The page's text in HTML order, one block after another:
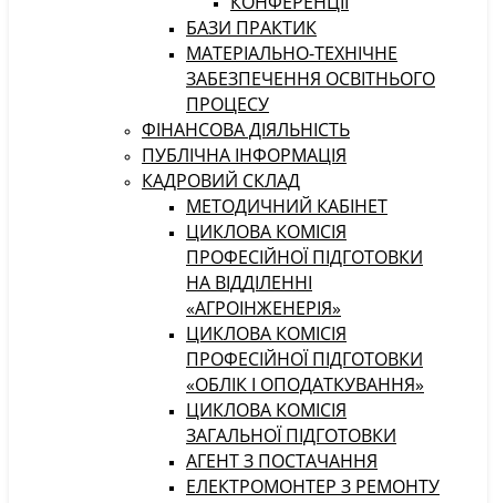
БАЗИ ПРАКТИК
МАТЕРІАЛЬНО-ТЕХНІЧНЕ
ЗАБЕЗПЕЧЕННЯ ОСВІТНЬОГО
ПРОЦЕСУ
ФІНАНСОВА ДІЯЛЬНІСТЬ
ПУБЛІЧНА ІНФОРМАЦІЯ
КАДРОВИЙ СКЛАД
МЕТОДИЧНИЙ КАБІНЕТ
ЦИКЛОВА КОМІСІЯ
ПРОФЕСІЙНОЇ ПІДГОТОВКИ
НА ВІДДІЛЕННІ
«АГРОІНЖЕНЕРІЯ»
ЦИКЛОВА КОМІСІЯ
ПРОФЕСІЙНОЇ ПІДГОТОВКИ
«ОБЛІК І ОПОДАТКУВАННЯ»
ЦИКЛОВА КОМІСІЯ
ЗАГАЛЬНОЇ ПІДГОТОВКИ
АГЕНТ З ПОСТАЧАННЯ
ЕЛЕКТРОМОНТЕР З РЕМОНТУ